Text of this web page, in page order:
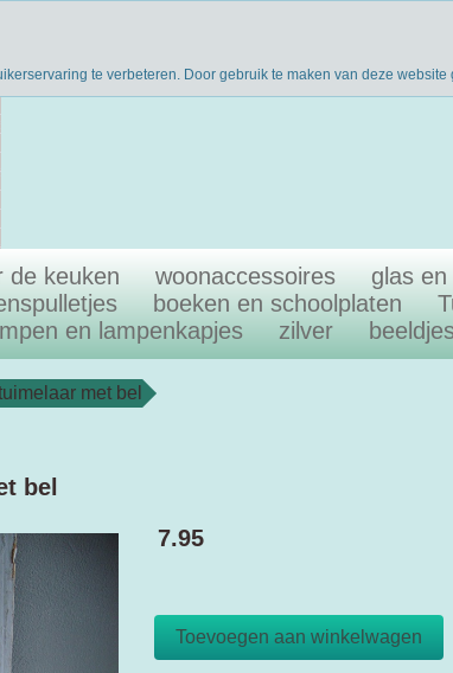
de keuken woonaccessoires glas en
boeken en schoolplaten
en lampenkapjes
zilver
met bel
bel
7.95
te verbeteren. Door gebruik te maken van deze website